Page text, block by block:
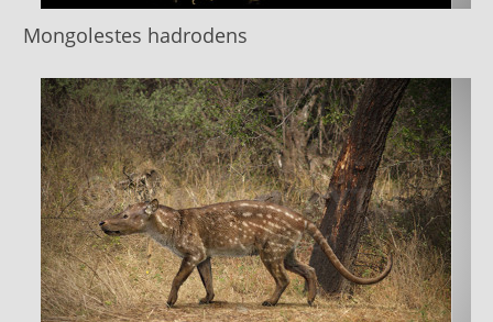
Mongolestes hadrodens